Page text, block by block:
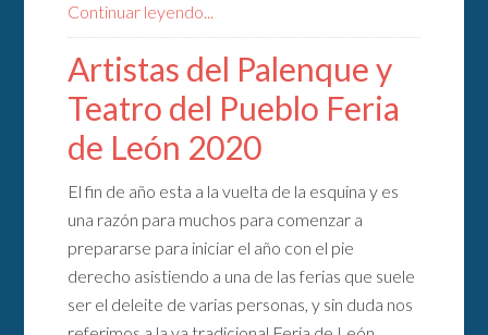
Continuar leyendo...
Artistas del Palenque y
Teatro del Pueblo Feria
de León 2020
El fin de año esta a la vuelta de la esquina y es
una razón para muchos para comenzar a
prepararse para iniciar el año con el pie
derecho asistiendo a una de las ferias que suele
ser el deleite de varias personas, y sin duda nos